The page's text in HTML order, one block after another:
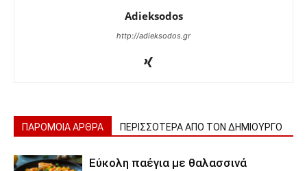
Adieksodos
http://adieksodos.gr
ΠΑΡΟΜΟΙΑ ΑΡΘΡΑ ΠΕΡΙΣΣΟΤΕΡΑ ΑΠΟ ΤΟΝ ΔΗΜΙΟΥΡΓΟ
Εύκολη παέγια με θαλασσινά